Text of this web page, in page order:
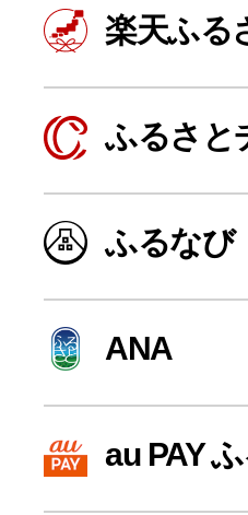
よく見られて
ふるさと納税
寄付上限額シ
給与所得
副業・パ
楽天ふる
ふるさと
ふるなび
ANA
au PAY